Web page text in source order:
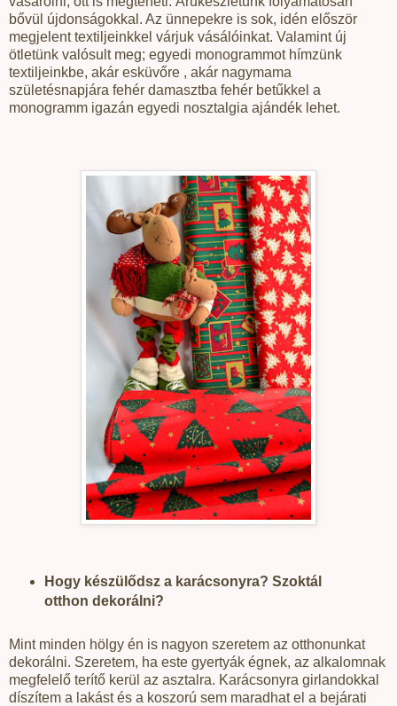
bővül újdonságokkal. Az ünnepekre is sok, idén először
megjelent textiljeinkkel várjuk vásálóinkat. Valamint új
ötletünk valósult meg; egyedi monogrammot hímzünk
textiljeinkbe, akár esküvőre , akár nagymama
születésnapjára fehér damasztba fehér betűkkel a
monogramm igazán egyedi nosztalgia ajándék lehet.
Hogy készülődsz a karácsonyra? Szoktál
otthon dekorálni?
Mint minden hölgy én is nagyon szeretem az otthonunkat
dekorálni. Szeretem, ha este gyertyák égnek, az alkalomnak
megfelelő terítő kerül az asztalra. Karácsonyra girlandokkal
díszítem a lakást és a koszorú sem maradhat el a bejárati